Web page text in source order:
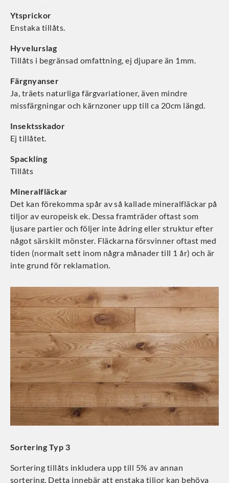
Ytsprickor
Enstaka tillåts.
Hyvelurslag
Tillåts i begränsad omfattning, ej djupare än 1mm.
Färgnyanser
Ja, träets naturliga färgvariationer, även mindre
missfärgningar och kärnzoner upp till ca 20cm längd.
Insektsskador
Ej tillåtet.
Spackling
Tillåts
Mineralfläckar
Det kan förekomma spår av så kallade mineralfläckar på
tiljor av europeisk ek. Dessa framträder oftast som
ljusare partier och följer inte ådring eller struktur efter
något särskilt mönster. Fläckarna försvinner oftast med
tiden (normalt sett inom några månader till 1 år) och är
inte grund för reklamation.
Sortering Typ 3
Sortering tillåts inkludera upp till 5% av annan
sortering. Detta innebär att enstaka tiljor kan behöva